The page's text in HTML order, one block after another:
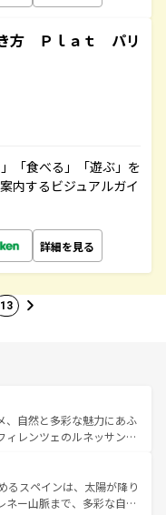
方 Ｐｌａｔ パリ
「食べる」「遊ぶ」を
内するビジュアルガイ
詳細を見る
13
、自然と多彩な魅力にあふ
ィレンツェのルネッサンス
景やアマルフィ海岸の絶
。観光の合間には、本場の
ア料理を堪能することも
るスペインは、太陽が降り
ー山脈まで、多彩な自然